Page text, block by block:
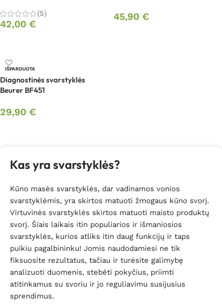
(5)
42,00 €
45,90 €
IŠPARDUOTA
Diagnostinės svarstyklės
Beurer BF451
29,90 €
Kas yra svarstyklės?
Kūno masės svarstyklės, dar vadinamos vonios
svarstyklėmis, yra skirtos matuoti žmogaus kūno svorį.
Virtuvinės svarstyklės skirtos matuoti maisto produktų
svorį. Šiais laikais itin populiarios ir išmaniosios
svarstyklės, kurios atliks itin daug funkcijų ir taps
puikiu pagalbininku! Jomis naudodamiesi ne tik
fiksuosite rezultatus, tačiau ir turėsite galimybę
analizuoti duomenis, stebėti pokyčius, priimti
atitinkamus su svoriu ir jo reguliavimu susijusius
sprendimus.